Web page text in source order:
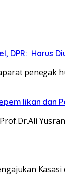
DPR: Harus
aparat penegak
dan